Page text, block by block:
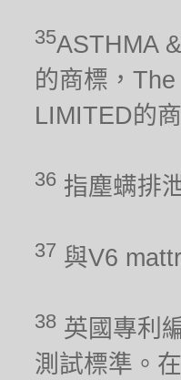
35ASTHMA
的商標，
LIMITED的
36 指塵螨排
37 與V6
38 英國專利
測試標準。